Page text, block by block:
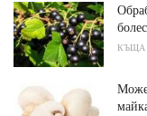
КЪЩА
Може